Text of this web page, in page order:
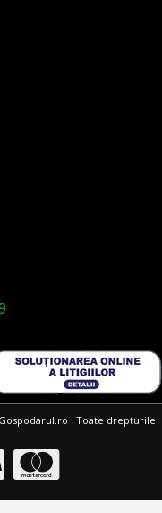
· Toate drepturile